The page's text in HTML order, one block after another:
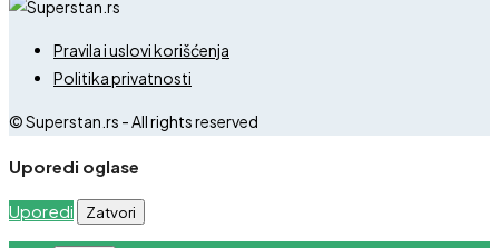
Pravila i uslovi korišćenja
Politika privatnosti
© Superstan.rs - All rights reserved
Uporedi oglase
Uporedi Zatvori